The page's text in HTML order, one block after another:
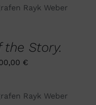
PRODUKTSEITE
DIESES
VARIANTEN
AUF.
DIE
AUF
/
the Story.
€
DIESES
/